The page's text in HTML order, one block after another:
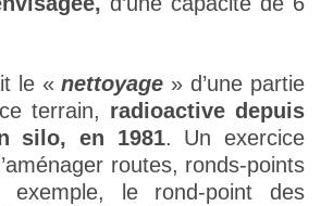
le «nettoyage » d’une partie
terrain, radioactive depuis
silo, en 1981. Un exercice
routes, ronds-points
le rond-point des